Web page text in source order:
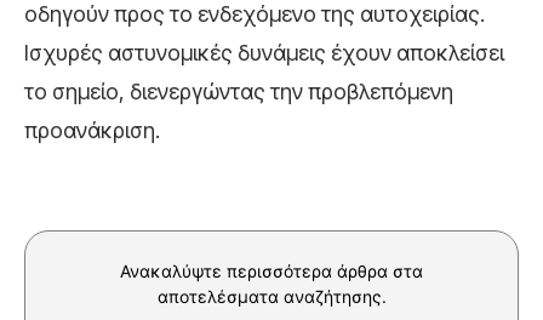
οδηγούν προς το ενδεχόμενο της αυτοχειρίας.
Ισχυρές αστυνομικές δυνάμεις έχουν αποκλείσει
το σημείο, διενεργώντας την προβλεπόμενη
προανάκριση.
Ανακαλύψτε περισσότερα άρθρα στα
αποτελέσματα αναζήτησης.